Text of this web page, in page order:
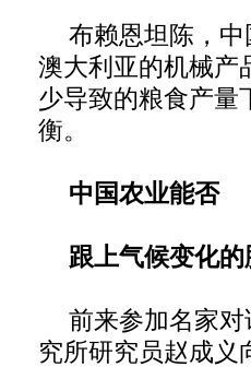
布赖恩坦陈，
澳大利亚的机械产
少导致的粮食产量
衡。
中国农业能否
跟上气候变化的
前来参加名家
究所研究员赵成义